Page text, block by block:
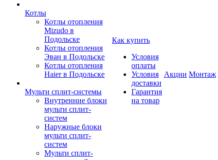
Котлы
Котлы отопления
Mizudo в
Подольске
Котлы отопления
Эван в Подольске
Котлы отопления
Haier в Подольске
Мульти сплит-системы
Внутренние блоки
мульти сплит-
систем
Наружные блоки
мульти сплит-
систем
Мульти сплит-
Как купить
Условия
оплаты
Условия
доставки
Гарантия
на товар
Акции Монтаж